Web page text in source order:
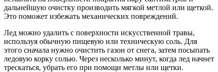
дальнейшую очистку производить мягкой метлой или щеткой.
Это поможет избежать механических повреждений.
Лед можно удалить с поверхности искусственной травы,
используя обычную пищевую или техническую соль. Для
этого сначала нужно очистить газон от снега, затем посыпать
ледовую корку солью. Через несколько минут, когда лед начнет
трескаться, убрать его при помощи метлы или щетки.